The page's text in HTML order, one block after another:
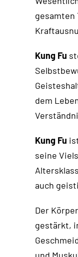
gesamten
Kung Fu
dem
Kung Fu
seine
auch
Der
gestärkt,